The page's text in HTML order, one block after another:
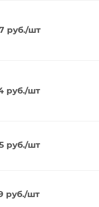
руб./шт
руб./шт
руб./шт
руб./шт